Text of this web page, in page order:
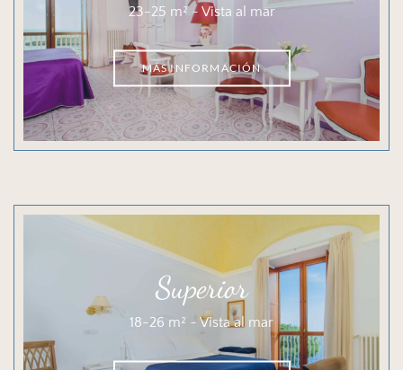
23-25 m² ~ Vista al mar
MÁS INFORMACIÓN
Superior
18-26 m² ~ Vista al mar